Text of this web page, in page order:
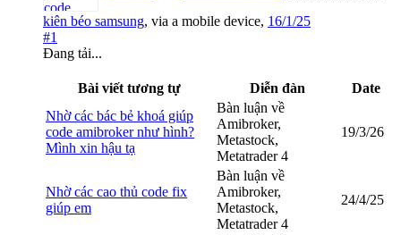
kiên béo samsung, via a mobile device, 16/1/25
#1
Đang tải...
Bài viết tương tự Diễn đàn
Date
Nhờ các bác bẻ khoá giúp
code amibroker như hình?
Mình xin hậu tạ
Bàn luận về
Amibroker,
Metastock,
Metatrader 4
19/3/26
Nhờ các cao thủ code fix
giúp em
Bàn luận về
Amibroker,
Metastock,
Metatrader 4
24/4/25